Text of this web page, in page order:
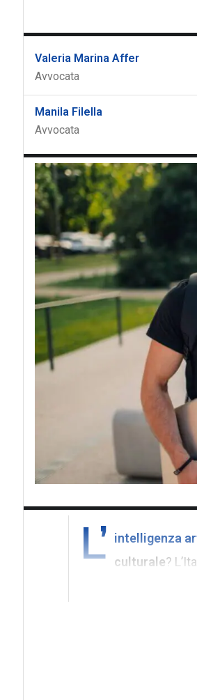
Valeria Marina Affer
Avvocata
Manila Filella
Avvocata
L’ intelligenza
culturale?